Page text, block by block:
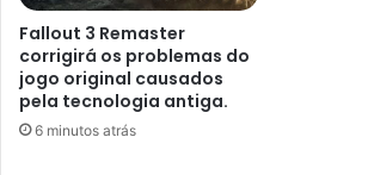
Fallout 3 Remaster
corrigirá os problemas do
jogo original causados ​​
pela tecnologia antiga.
6 minutos atrás